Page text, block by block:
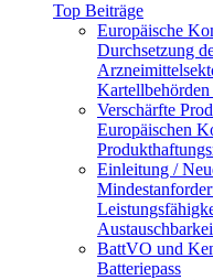
Top Beiträge
Europäische
Durchsetzung
Verschärfte
Europäischen
Einleitung /
BattVO und
Batteriepass